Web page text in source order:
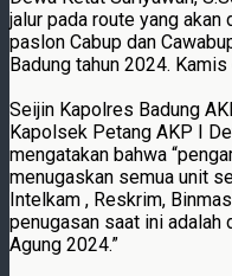
jalur pada route yang
paslon Cabup dan
Badung tahun 2024.
Seijin Kapolres Badung
Kapolsek Petang AKP I
mengatakan bahwa
menugaskan semua unit
Intelkam , Reskrim,
penugasan saat ini adalah
Agung 2024.”